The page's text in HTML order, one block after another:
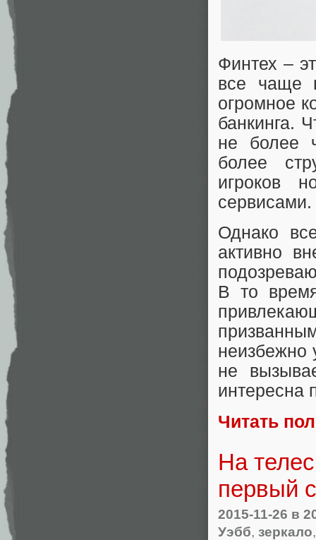
Финтех –
все чаще
огромное
банкинга.
не более
более
игроков
сервисами.
Однако
активно
В то
неизбежно
не
интересна
Читать
На
первый
2015-11-26 в
Уэбб, зеркало